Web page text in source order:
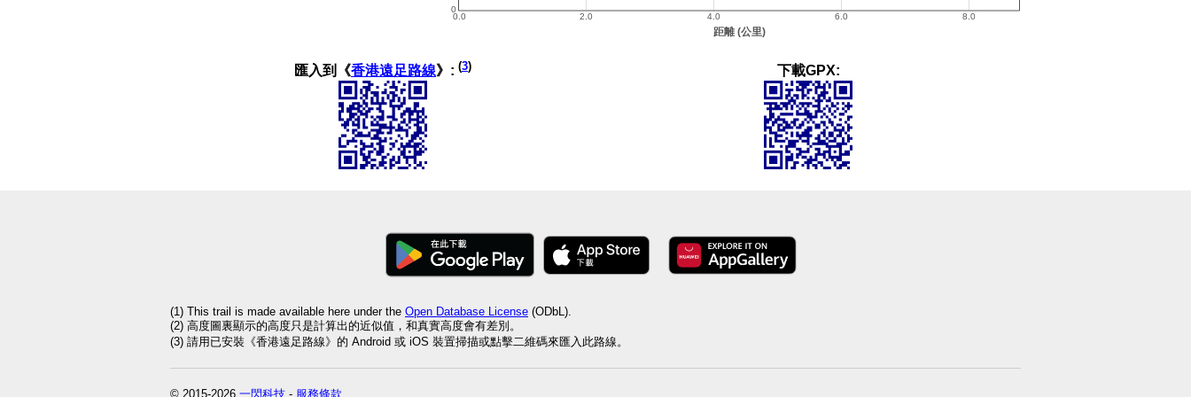
匯入到《香港遠足路線》: (3) 下載GPX:
(1) This trail is made available here under the Open Database License (ODbL).
(2) 高度圖裏顯示的高度只是計算出的近似值，和真實高度會有差別。
(3) 請用已安裝《香港遠足路線》的 Android 或 iOS 裝置掃描或點擊二維碼來匯入此路線。
© 2015-2026 一閃科技 - 服務條款